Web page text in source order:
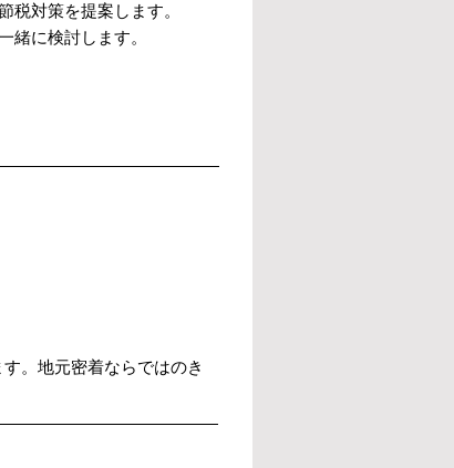
税対策を提案します。
緒に検討します。
。地元密着ならではのき